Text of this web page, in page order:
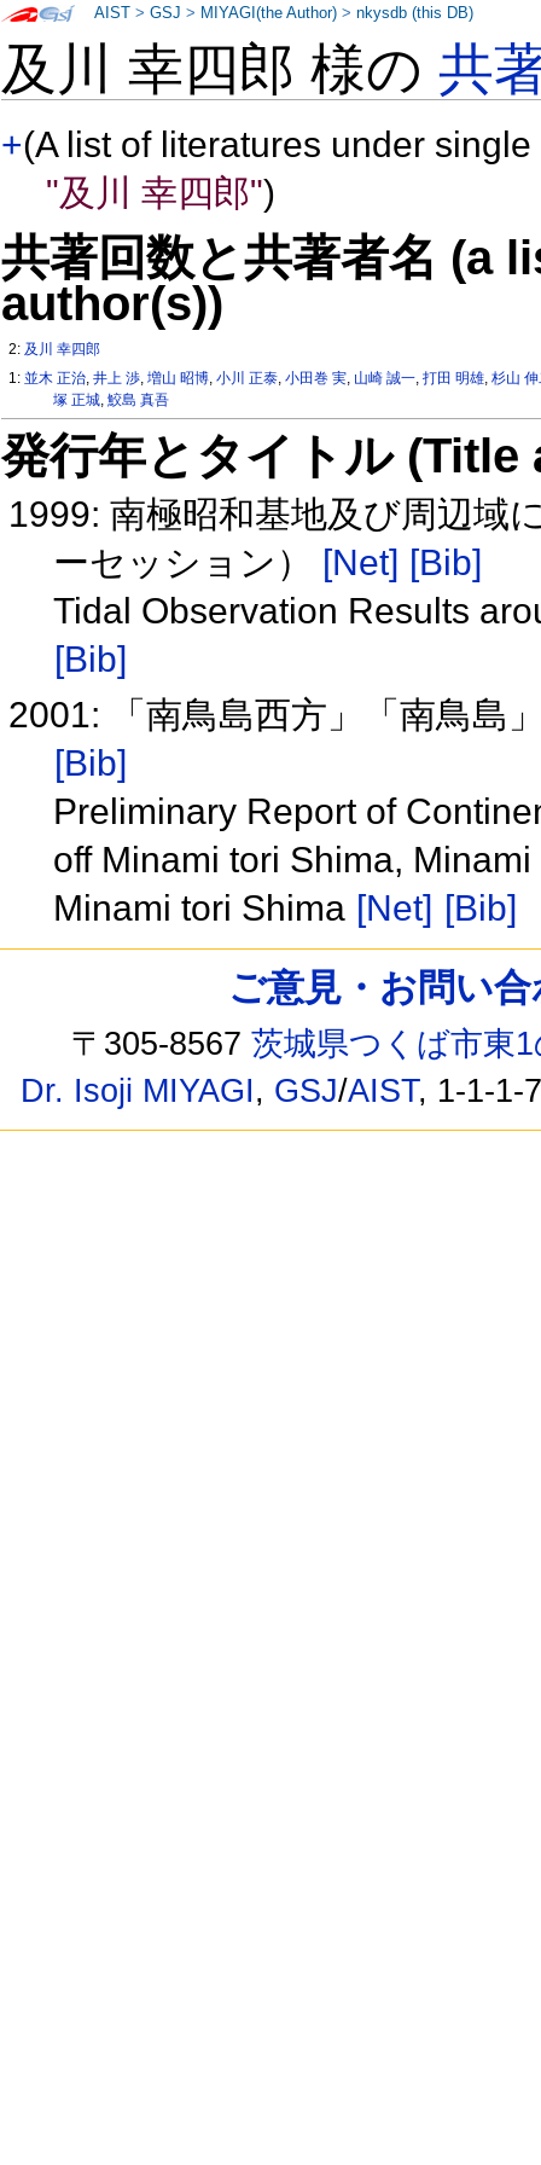
及川 幸四郎 様の共
+(A list of literatures under
"及川 幸四郎")
共著回数と共著者名 (a
author(s))
2: 及川 幸四郎
1:並木 正治,井上 渉,増山 昭博,小川 正泰,小田巻 実, 山崎 誠一,打田 明雄,杉山
塚 正城, 鮫島 真吾
発行年とタイトル
1999: 南極昭和基地及び周辺域
ーセッション） [Net] [Bib]
Tidal Observation Results
[Bib]
2001: 「南鳥島西方」「南鳥島
[Bib]
Preliminary Report of
off Minami tori Shima,
Minami tori Shima [Net] [Bib]
AIST >GSJ > MIYAGI(the Author) >nkysdb (this DB)
ご意見・お問い
〒305-8567茨城県つくば市東
Dr. Isoji MIYAGI, GSJ/AIST, 1-1-1-